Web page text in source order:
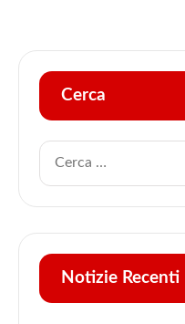
Cerca
Notizie Recenti